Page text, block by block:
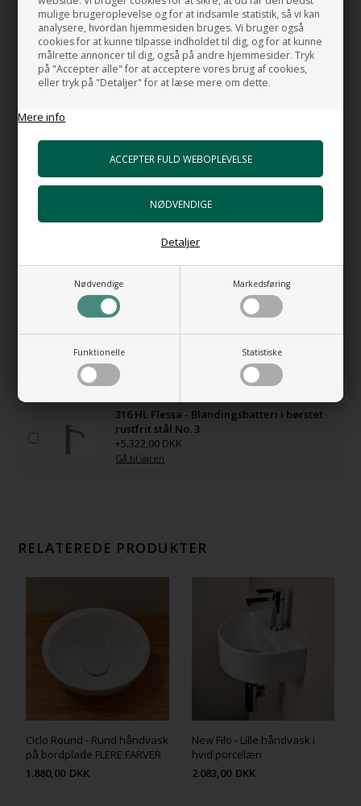
mulige brugeroplevelse og for at indsamle statistik, så vi kan
analysere, hvordan hjemmesiden bruges. Vi bruger også
cookies for at kunne tilpasse indholdet til dig, og for at kunne
målrette annoncer til dig, også på andre hjemmesider. Tryk
på "Accepter alle" for at acceptere vores brug af cookies,
eller tryk på "Detaljer" for at læse mere om dette.
Mere info
Nødvendige Markedsføring
Funktionelle Statistiske
Detaljer
HUSK OGSÅ DISSE
Monteringsbolte til håndvask
+86,00 DKK
Gå til varen
+898,00 DKK
Bundventil Free Flow i forkromet messing
Top 63 mm
Bundventil Push i forkromet messing
+489,00 DKK
Gå til varen
Via Manzoni No. 3 - Blandingsbatteri høj
model
+4.043,00 DKK
Gå til varen
316 HL Flessa - Blandingsbatteri i børstet
rustfrit stål No. 3
+5.322,00 DKK
Gå til varen
RELATEREDE PRODUKTER
Ciclo Round - Rund håndvask
på bordplade FLERE FARVER
1.880,00 DKK
New Filo - Lille håndvask i
hvid porcelæn
2.083,00 DKK